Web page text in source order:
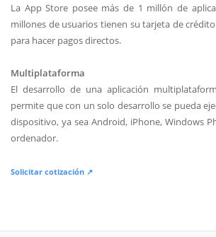
La App Store posee más de 1 millón de
millones de usuarios tienen su tarjeta de
para hacer pagos directos.
Multiplataforma
El desarrollo de una aplicación
permite que con un solo desarrollo se pueda
dispositivo, ya sea Android, iPhone, Windows
ordenador.
Solicitar cotización ↗